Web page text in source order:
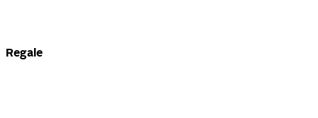
Regale